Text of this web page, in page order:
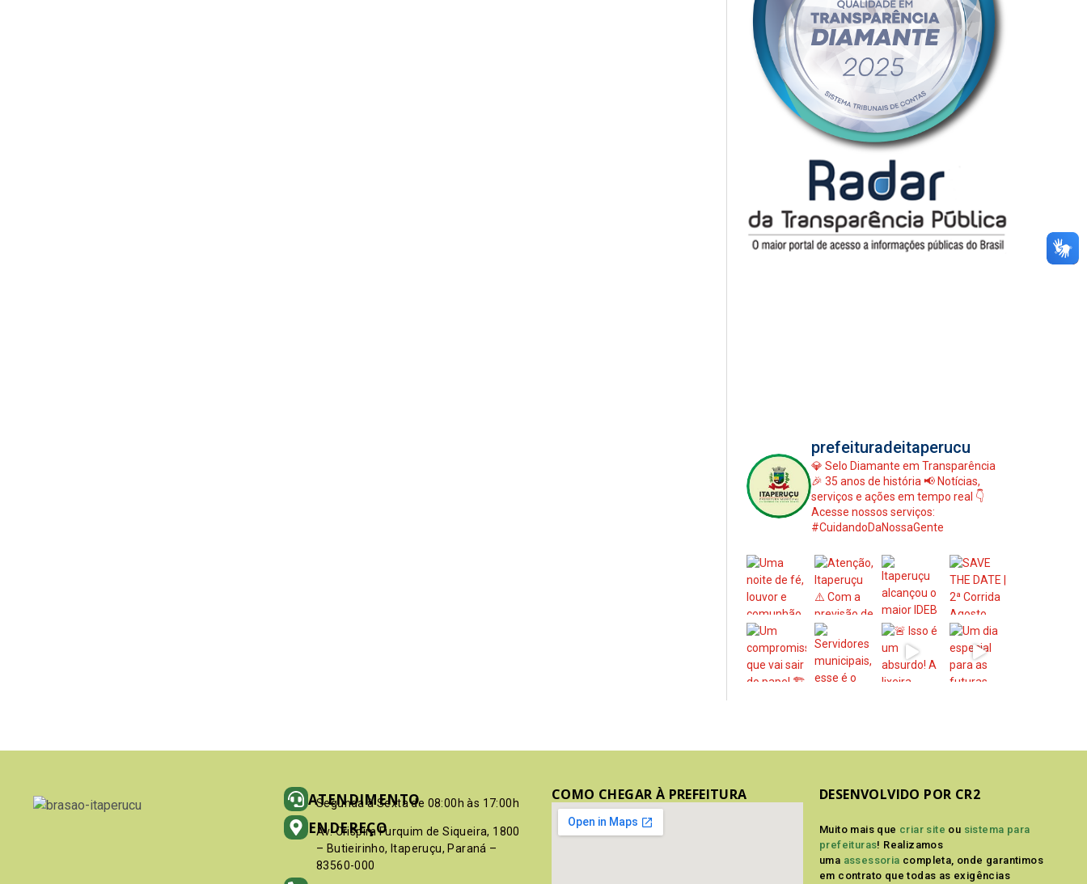
prefeituradeitaperucu
💎 Selo Diamante em Transparência
🎉 35 anos de história 📢 Notícias,
serviços e ações em tempo real 👇
Acesse nossos serviços:
#CuidandoDaNossaGente
ATENDIMENTO
Segunda à Sexta de 08:00h às 17:00h
ENDEREÇO
Av. Crispim Furquim de Siqueira, 1800
– Butieirinho, Itaperuçu, Paraná –
83560-000
COMO CHEGAR À PREFEITURA DESENVOLVIDO POR CR2
Muito mais que criar site ou sistema para
prefeituras! Realizamos
uma assessoria completa, onde garantimos
em contrato que todas as exigências